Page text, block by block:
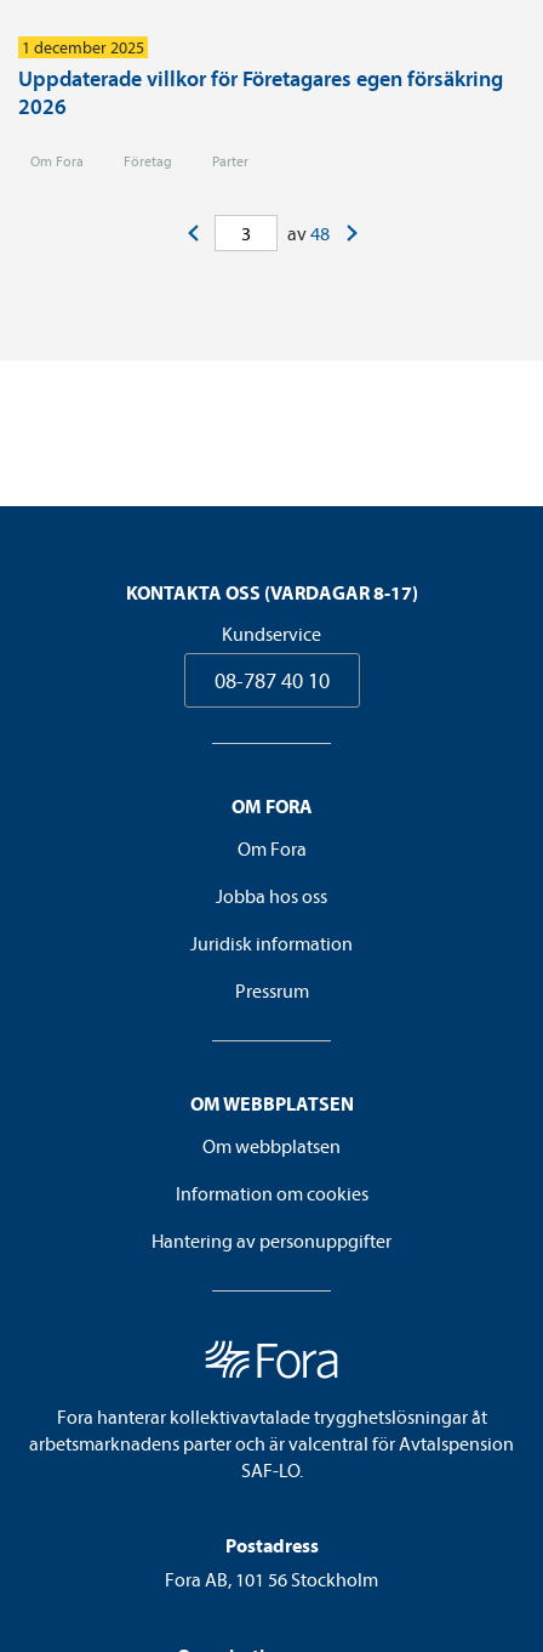
1 december 2025
Uppdaterade villkor för Företagares egen försäkring
2026
Om Fora Företag Parter
av48
KONTAKTA OSS (VARDAGAR 8-17)
Kundservice
08-787 40 10
OM FORA
Om Fora
Jobba hos oss
Juridisk information
Pressrum
OM WEBBPLATSEN
Om webbplatsen
Information om cookies
Hantering av personuppgifter
Fora hanterar kollektivavtalade trygghetslösningar åt
arbetsmarknadens parter och är valcentral för Avtalspension
SAF-LO.
Postadress
Fora AB, 101 56 Stockholm